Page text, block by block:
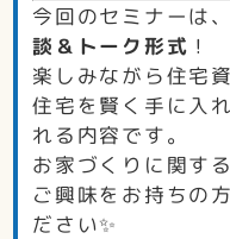
今回のセミナーは
談＆トーク形式 ！
楽しみながら住宅
住宅を賢く手に入
れる内容です。
お家づくりに関す
ご興味をお持ちの
ださい✨